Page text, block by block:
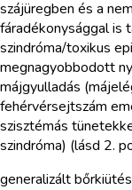
szájüregben és a
fáradékonysággal is
szindróma/toxikus
megnagyobbodott
májgyulladás
fehérvérsejtszám
szisztémás
szindróma) (lásd 2.
generalizált